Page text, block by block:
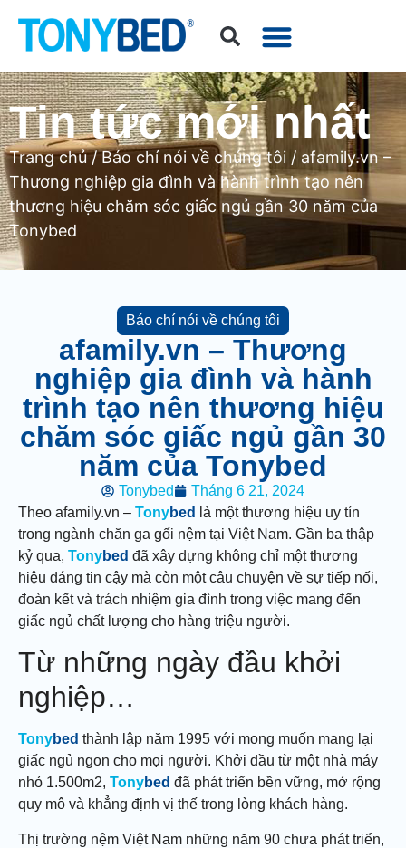
Tin tức mới nhất
Trang chủ/Báo chí nói về chúng tôi / afamily.vn –
Thương nghiệp gia đình và hành trình tạo nên
thương hiệu chăm sóc giấc ngủ gần 30 năm của
Tonybed
Báo chí nói về chúng tôi
afamily.vn – Thương
nghiệp gia đình và hành
trình tạo nên thương hiệu
chăm sóc giấc ngủ gần 30
năm của Tonybed
Tonybed
Tháng 6 21, 2024
Theo afamily.vn – Tonybed
là một thương hiệu uy tín
trong ngành chăn ga gối nệm tại Việt Nam. Gần ba thập
kỷ qua, Tonybed đã xây dựng không chỉ một thương
hiệu đáng tin cậy mà còn một câu chuyện về sự tiếp nối,
đoàn kết và trách nhiệm gia đình trong việc mang đến
giấc ngủ chất lượng cho hàng triệu người.
Từ những ngày đầu khởi
nghiệp…
Tonybed thành lập năm 1995 với mong muốn mang lại
giấc ngủ ngon cho mọi người. Khởi đầu từ một nhà máy
nhỏ 1.500m2, Tonybed đã phát triển bền vững, mở rộng
quy mô và khẳng định vị thế trong lòng khách hàng.
Thị trường nệm Việt Nam những năm 90 chưa phát triển,